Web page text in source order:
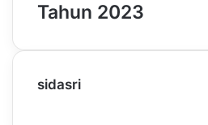
Tahun 2023
sidasri